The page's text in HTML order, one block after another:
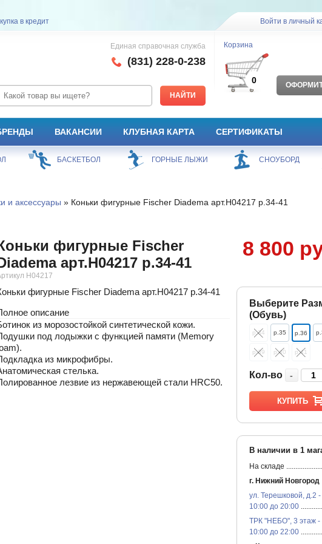
в кредит Войти в личный
Единая справочная служба
(831) 228-0-238
Корзина
0
ВАКАНСИИ КЛУБНАЯ КАРТА СЕРТИФИКАТЫ
БАСКЕТБОЛ ГОРНЫЕ ЛЫЖИ СНОУБОРД
и аксессуары » Коньки фигурные Fischer Diadema арт.H04217 р.34-41
фигурные Fischer
арт.H04217 р.34-41
H04217
фигурные Fischer Diadema арт.H04217 р.34-41
описание
из морозостойкой синтетической кожи.
под лодыжки с функцией памяти (Memory
из микрофибры.
стелька.
лезвие из нержавеющей стали HRС50.
8 800
Выберите
(Обувь)
р.34 р.35 р.36
р.39 р.40 р.41
Кол-во -
КУПИТЬ
В наличии в 1
На складе
г. Нижний Новгород
ул. Терешковой, д.2 -
10:00 до 20:00
ТРК "НЕБО", 3 этаж -
10:00 до 22:00